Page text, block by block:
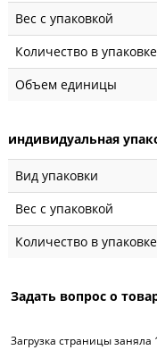
Вес с упаковкой
Количество в упаковке
Объем единицы
индивидуальная
Вид упаковки
Вес с упаковкой
Количество в упаковке
Задать вопрос о
Загрузка страницы заняла